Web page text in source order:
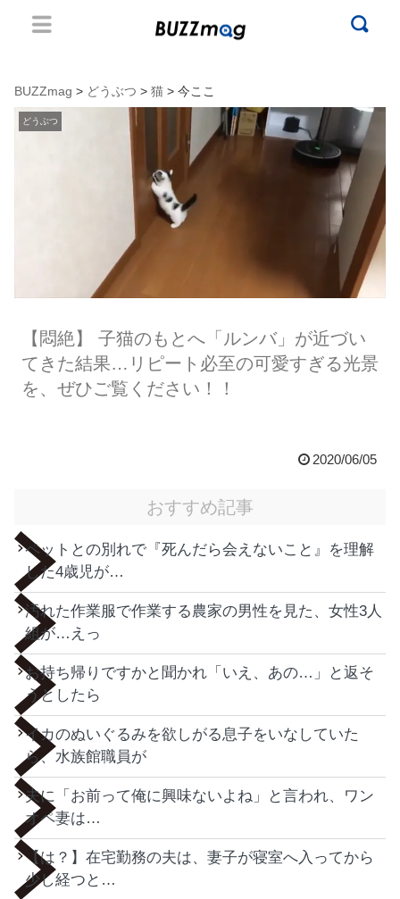
BUZZmag > どうぶつ > 猫 > 今ここ
どうぶつ
【悶絶】 子猫のもとへ「ルンバ」が近づい
てきた結果…リピート必至の可愛すぎる光景
を、ぜひご覧ください！！
2020/06/05
おすすめ記事
ペットとの別れで『死んだら会えないこと』を理解
した4歳児が…
汚れた作業服で作業する農家の男性を見た、女性3人
組が…えっ
お持ち帰りですかと聞かれ「いえ、あの…」と返そ
うとしたら
イカのぬいぐるみを欲しがる息子をいなしていた
ら、水族館職員が
夫に「お前って俺に興味ないよね」と言われ、ワン
オペ妻は…
【は？】在宅勤務の夫は、妻子が寝室へ入ってから
少し経つと…